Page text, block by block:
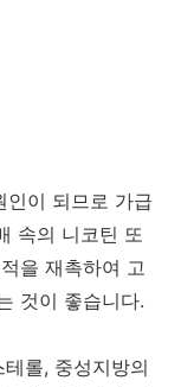
인이 되므로 가급
속의 니코틴 또
을 재촉하여 고
것이 좋습니다.
롤, 중성지방의